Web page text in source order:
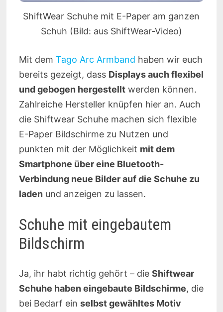
ShiftWear Schuhe mit E-Paper am ganzen
Schuh (Bild: aus ShiftWear-Video)
Mit dem Tago Arc Armband haben wir euch
bereits gezeigt, dass Displays auch flexibel
und gebogen hergestelltwerden können.
Zahlreiche Hersteller knüpfen hier an. Auch
die Shiftwear Schuhe machen sich flexible
E-Paper Bildschirme zu Nutzen und
punkten mit der Möglichkeit mit dem
Smartphone über eine Bluetooth-
Verbindung neue Bilder auf die Schuhe zu
laden und anzeigen zu lassen.
Schuhe mit eingebautem
Bildschirm
Ja, ihr habt richtig gehört – die Shiftwear
Schuhe haben eingebaute Bildschirme, die
bei Bedarf ein selbst gewähltes Motiv